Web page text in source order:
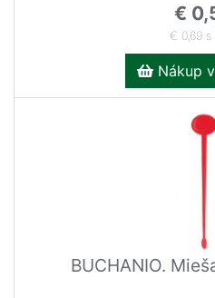
€
€ 0,69 s
Nákup
BUCHANIO.